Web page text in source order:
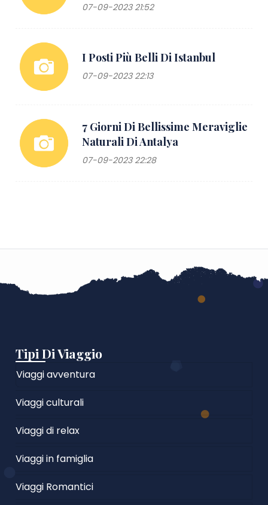
07-09-2023 21:52
I Posti Più Belli Di Istanbul
07-09-2023 22:13
7 Giorni Di Bellissime Meraviglie
Naturali Di Antalya
07-09-2023 22:28
Tipi Di Viaggio
Viaggi avventura
Viaggi culturali
Viaggi di relax
Viaggi in famiglia
Viaggi Romantici